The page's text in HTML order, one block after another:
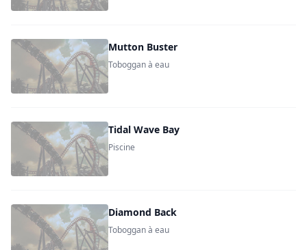
Mutton Buster
Toboggan à eau
Tidal Wave Bay
Piscine
Diamond Back
Toboggan à eau